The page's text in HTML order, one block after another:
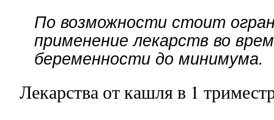
По возможности стоит
применение лекарств во
беременности до минимума.
Лекарства от кашля в 1